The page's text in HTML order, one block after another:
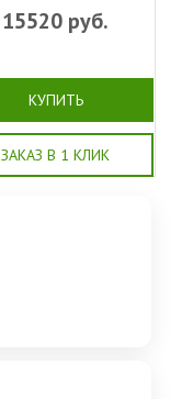
15520 руб.
КУПИТЬ
ЗАКАЗ В 1 КЛИК